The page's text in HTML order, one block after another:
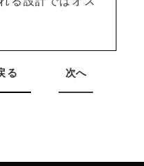
る 次へ